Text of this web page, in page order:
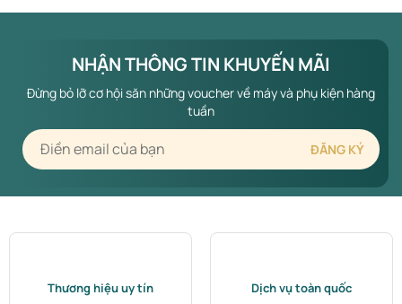
NHẬN THÔNG TIN KHUYẾN MÃI
Đừng bỏ lỡ cơ hội săn những voucher về máy và phụ kiện hàng
tuần
Thương hiệu uy tín
Dịch vụ toàn quốc